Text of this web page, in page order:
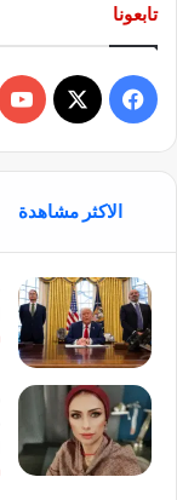
تابعونا
ي
و
ك
X
الاكثر مشاهدة